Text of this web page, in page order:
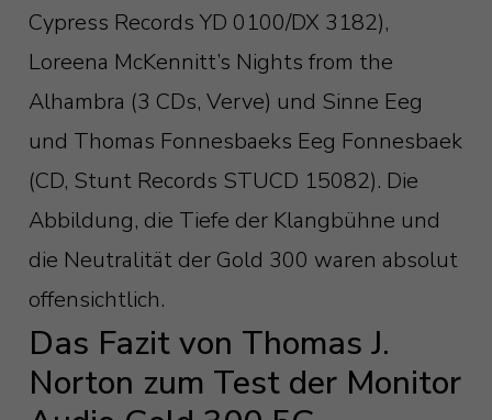
Cypress Records YD 0100/DX 3182),
Loreena McKennitt’s Nights from the
Alhambra (3 CDs, Verve) und Sinne Eeg
und Thomas Fonnesbaeks Eeg Fonnesbaek
(CD, Stunt Records STUCD 15082). Die
Abbildung, die Tiefe der Klangbühne und
die Neutralität der Gold 300 waren absolut
offensichtlich.
Das Fazit von Thomas J.
Norton zum Test der Monitor